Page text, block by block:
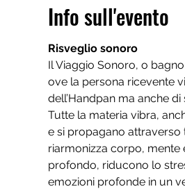
Info sull'evento
Risveglio sonoro
Il Viaggio Sonoro, o
ove la persona ricevente
dell’Handpan ma anche
Tutte la materia vibra,
e si propagano
riarmonizza corpo, mente
profondo, riducono lo
emozioni profonde in un